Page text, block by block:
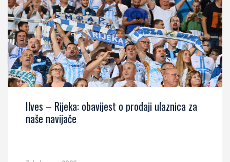
Ilves – Rijeka: obavijest o prodaji ulaznica za
naše navijače